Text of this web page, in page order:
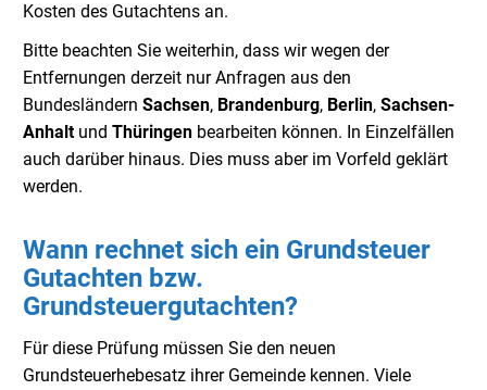
Kosten des Gutachtens an.
Bitte beachten Sie weiterhin, dass wir wegen der
Entfernungen derzeit nur Anfragen aus den
Bundesländern Sachsen, Brandenburg, Berlin, Sachsen-
Anhaltund Thüringen bearbeiten können. In Einzelfällen
auch darüber hinaus. Dies muss aber im Vorfeld geklärt
werden.
Wann rechnet sich ein Grundsteuer
Gutachten bzw.
Grundsteuergutachten?
Für diese Prüfung müssen Sie den neuen
Grundsteuerhebesatz ihrer Gemeinde kennen. Viele